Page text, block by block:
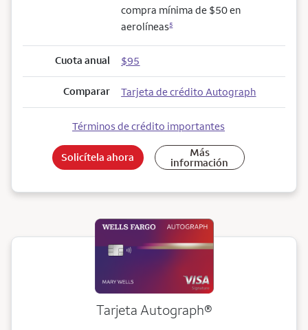
compra mínima de $50 en
aerolíneas5
Cuota anual $95
Comparar Tarjeta de crédito Autograph
Términos de crédito importantes
Solicítela ahora Más
información
Tarjeta Autograph®